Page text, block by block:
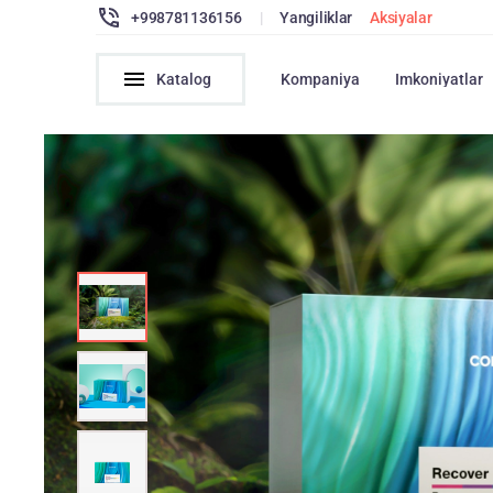
+998781136156 | Yangiliklar Aksiyalar
Katalog Kompaniya Imkoniyatlar